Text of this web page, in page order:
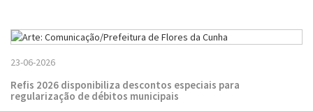
23-06-2026
Refis 2026 disponibiliza descontos especiais para
regularização de débitos municipais